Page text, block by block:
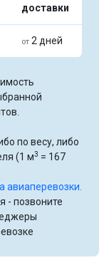
доставки
от 2 дней
по весу, либо
(1 м3 = 167
авиаперевозки.
- позвоните